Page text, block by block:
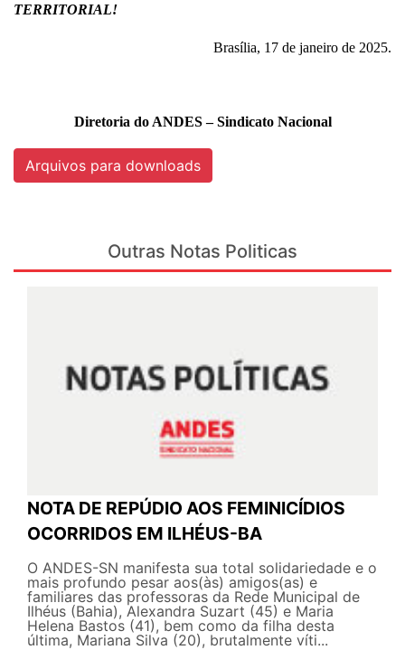
TERRITORIAL!
Brasília, 17 de janeiro de 2025.
Diretoria do ANDES – Sindicato Nacional
Arquivos para downloads
Outras Notas Politicas
NOTA DE REPÚDIO AOS FEMINICÍDIOS
OCORRIDOS EM ILHÉUS-BA
O ANDES-SN manifesta sua total solidariedade e o
mais profundo pesar aos(às) amigos(as) e
familiares das professoras da Rede Municipal de
Ilhéus (Bahia), Alexandra Suzart (45) e Maria
Helena Bastos (41), bem como da filha desta
última, Mariana Silva (20), brutalmente víti...